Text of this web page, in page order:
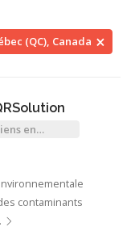
(QC), Canada
en
contaminants